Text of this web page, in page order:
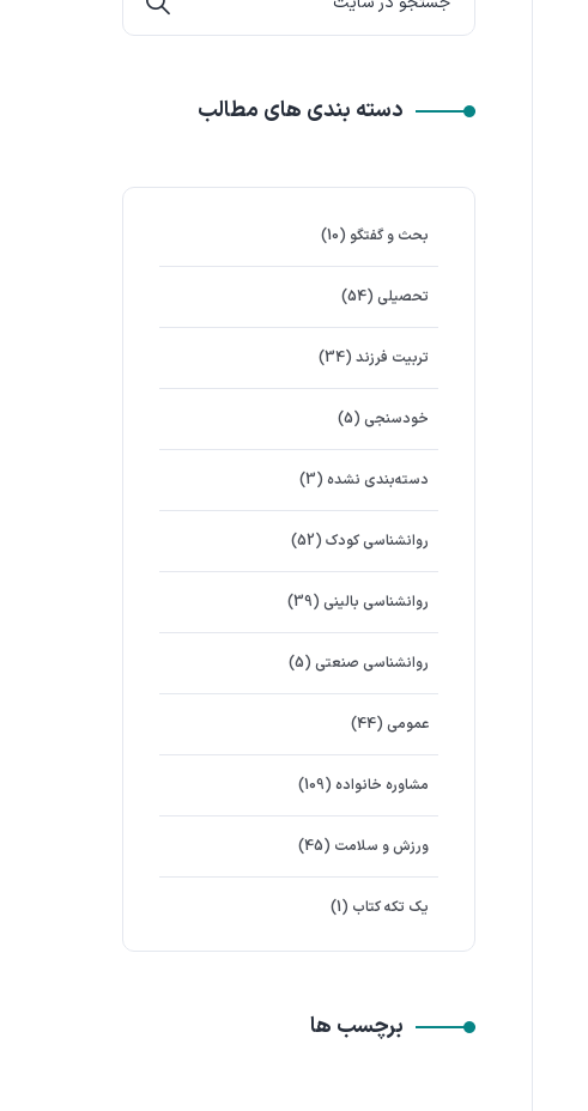
دسته بندی های مطالب
بحث و گفتگو (10)
تحصیلی (54)
تربیت فرزند (34)
خودسنجی (5)
دسته‌بندی نشده (3)
روانشناسي كودك (52)
روانشناسی بالینی (39)
روانشناسی صنعتی (5)
عمومی (44)
مشاوره خانواده (109)
ورزش و سلامت (45)
یک تکه کتاب (1)
برچسب ها